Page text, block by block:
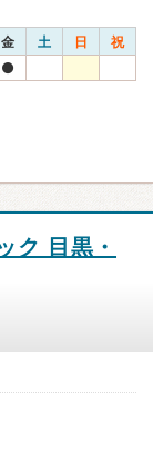
金 土 日 祝
ク 目黒・